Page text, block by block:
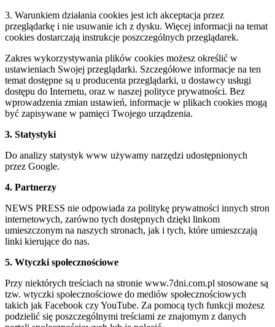
3. Warunkiem działania cookies jest ich akceptacja przez
przeglądarkę i nie usuwanie ich z dysku. Więcej informacji na temat
cookies dostarczają instrukcje poszczególnych przeglądarek.
Zakres wykorzystywania plików cookies możesz określić w
ustawieniach Swojej przeglądarki. Szczegółowe informacje na ten
temat dostępne są u producenta przeglądarki, u dostawcy usługi
dostępu do Internetu, oraz w naszej polityce prywatności. Bez
wprowadzenia zmian ustawień, informacje w plikach cookies mogą
być zapisywane w pamięci Twojego urządzenia.
3. Statystyki
Do analizy statystyk www używamy narzędzi udostępnionych
przez Google.
4. Partnerzy
NEWS PRESS nie odpowiada za politykę prywatności innych stron
internetowych, zarówno tych dostępnych dzięki linkom
umieszczonym na naszych stronach, jak i tych, które umieszczają
linki kierujące do nas.
5. Wtyczki społecznościowe
Przy niektórych treściach na stronie www.7dni.com.pl stosowane są
tzw. wtyczki społecznościowe do mediów społecznościowych
takich jak Facebook czy YouTube. Za pomocą tych funkcji możesz
podzielić się poszczególnymi treściami ze znajomym z danych